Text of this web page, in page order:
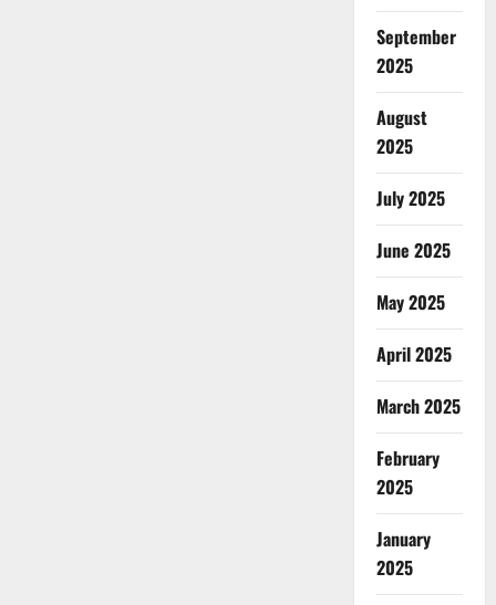
September
2025
August
2025
July 2025
June 2025
May 2025
April 2025
March 2025
February
2025
January
2025